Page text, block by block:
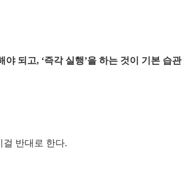
되고, ‘즉각 실행’을 하는 것이 기본 습관
반대로 한다.